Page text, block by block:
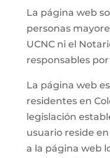
La página web
personas
UCNC ni el
responsables
La página web
residentes en
legislación
usuario reside
a la página web